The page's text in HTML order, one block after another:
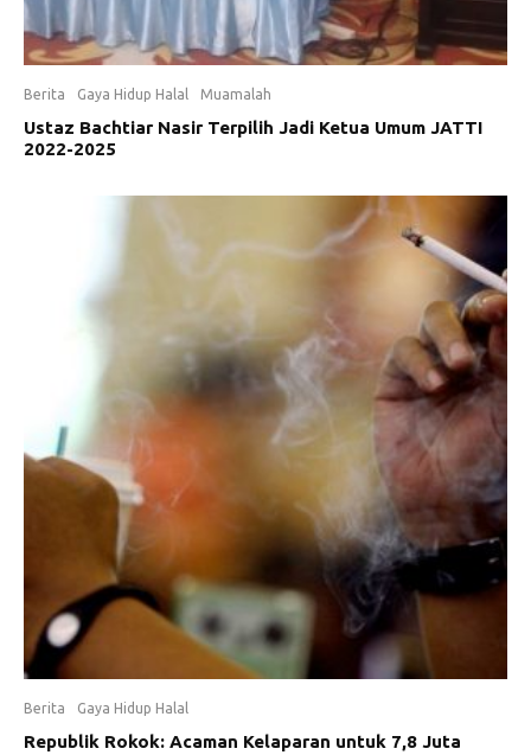
Berita Gaya Hidup Halal Muamalah
Ustaz Bachtiar Nasir Terpilih Jadi Ketua Umum JATTI
2022-2025
Berita Gaya Hidup Halal
Republik Rokok: Acaman Kelaparan untuk 7,8 Juta